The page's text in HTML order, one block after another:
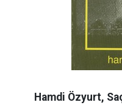
Hamdi Özyurt,